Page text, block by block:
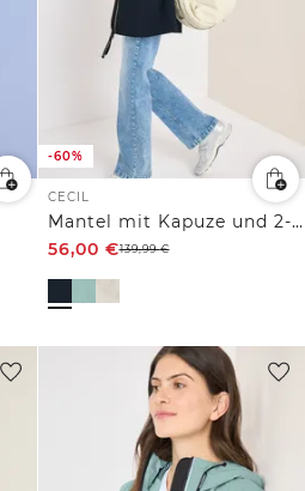
-60%
CECIL
Mantel mit Kapuze und 2-Wege-Zipper
56,00 €139,99€